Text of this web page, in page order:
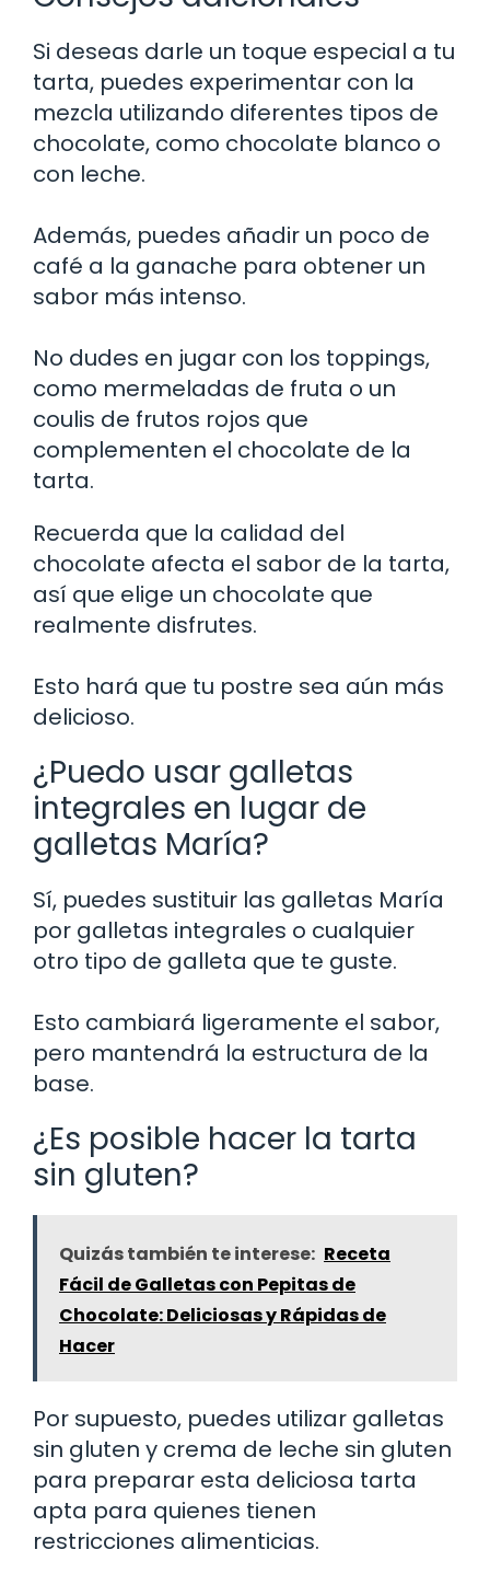
Si deseas darle un toque especial a tu
tarta, puedes experimentar con la
mezcla utilizando diferentes tipos de
chocolate, como chocolate blanco o
con leche.
Además, puedes añadir un poco de
café a la ganache para obtener un
sabor más intenso.
No dudes en jugar con los toppings,
como mermeladas de fruta o un
coulis de frutos rojos que
complementen el chocolate de la
tarta.
Recuerda que la calidad del
chocolate afecta el sabor de la tarta,
así que elige un chocolate que
realmente disfrutes.
Esto hará que tu postre sea aún más
delicioso.
¿Puedo usar galletas
integrales en lugar de
galletas María?
Sí, puedes sustituir las galletas María
por galletas integrales o cualquier
otro tipo de galleta que te guste.
Esto cambiará ligeramente el sabor,
pero mantendrá la estructura de la
base.
¿Es posible hacer la tarta
sin gluten?
Quizás también te interese: Receta
Fácil de Galletas con Pepitas de
Chocolate: Deliciosas y Rápidas de
Hacer
Por supuesto, puedes utilizar galletas
sin gluten y crema de leche sin gluten
para preparar esta deliciosa tarta
apta para quienes tienen
restricciones alimenticias.